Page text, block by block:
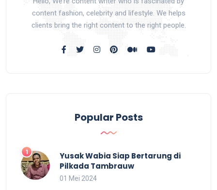
content fashion, celebrity and lifestyle. We helps
clients bring the right content to the right people.
Popular Posts
Yusak Wabia Siap Bertarung di
Pilkada Tambrauw
01 Mei 2024